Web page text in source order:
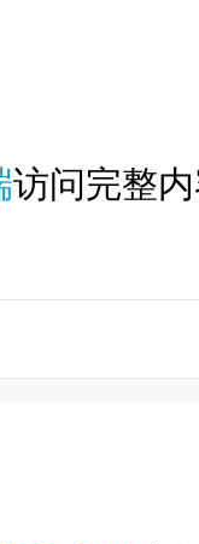
访问完整